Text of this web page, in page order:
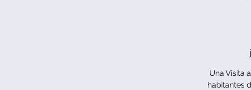
Una Visita
habitantes